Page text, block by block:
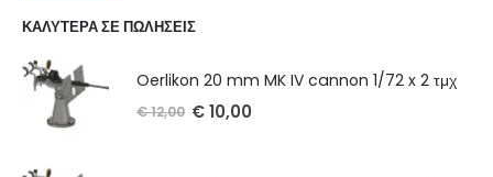
ΚΑΛΥΤΕΡΑ ΣΕ ΠΩΛΗΣΕΙΣ
Oerlikon 20 mm MK IV cannon 1/72 x 2 τμχ
€12,00 €10,00